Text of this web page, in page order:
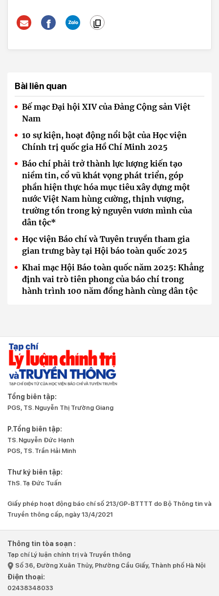
Bài liên quan
Bế mạc Đại hội XIV của Đảng Cộng sản Việt
Nam
10 sự kiện, hoạt động nổi bật của Học viện
Chính trị quốc gia Hồ Chí Minh 2025
Báo chí phải trở thành lực lượng kiến tạo
niềm tin, cổ vũ khát vọng phát triển, góp
phần hiện thực hóa mục tiêu xây dựng một
nước Việt Nam hùng cường, thịnh vượng,
trường tồn trong kỷ nguyên vươn mình của
dân tộc*
Học viện Báo chí và Tuyên truyền tham gia
gian trưng bày tại Hội báo toàn quốc 2025
Khai mạc Hội Báo toàn quốc năm 2025: Khẳng
định vai trò tiên phong của báo chí trong
hành trình 100 năm đồng hành cùng dân tộc
Tổng biên tập:
PGS, TS. Nguyễn Thị Trường Giang
P.Tổng biên tập:
TS. Nguyễn Đức Hạnh
PGS, TS. Trần Hải Minh
Thư ký biên tập:
ThS. Tạ Đức Tuấn
Giấy phép hoạt động báo chí số 213/GP-BTTTT do Bộ Thông tin và
Truyền thông cấp, ngày 13/4/2021
Thông tin tòa soạn :
Tạp chí Lý luận chính trị và Truyền thông
Số 36, Đường Xuân Thủy, Phường Cầu Giấy, Thành phố Hà Nội
Điện thoại:
02438348033